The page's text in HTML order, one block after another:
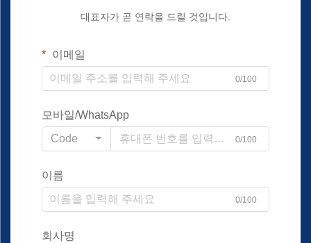
대표자가 곧 연락을 드릴 것입니다.
이메일
0/100
모바일/WhatsApp
Code
0/100
이름
0/100
회사명